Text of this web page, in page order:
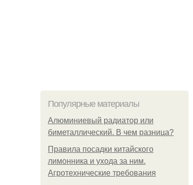
Популярные материалы
Алюминиевый радиатор или
биметаллический. В чем разница?
Правила посадки китайского
лимонника и ухода за ним.
Агротехнические требования